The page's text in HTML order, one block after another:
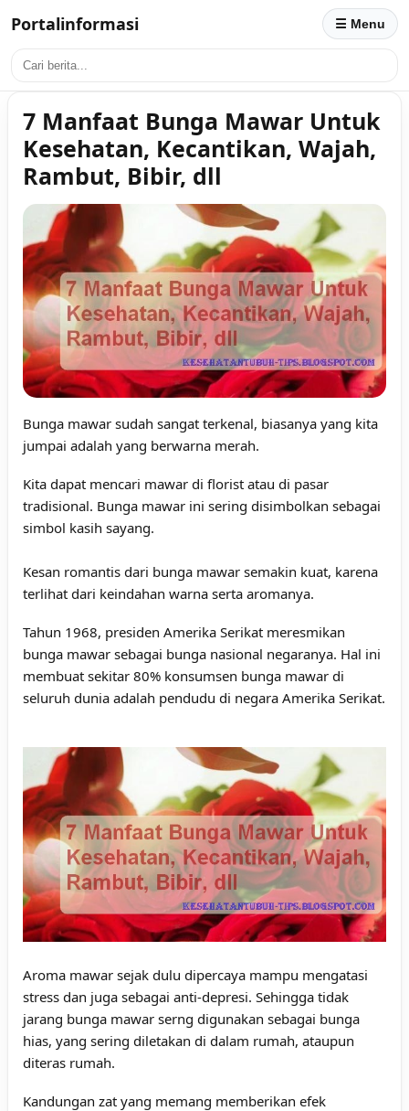
Portalinformasi ☰ Menu
7 Manfaat Bunga Mawar Untuk
Kesehatan, Kecantikan, Wajah,
Rambut, Bibir, dll
Bunga mawar sudah sangat terkenal, biasanya yang kita
jumpai adalah yang berwarna merah.
Kita dapat mencari mawar di florist atau di pasar
tradisional. Bunga mawar ini sering disimbolkan sebagai
simbol kasih sayang.
Kesan romantis dari bunga mawar semakin kuat, karena
terlihat dari keindahan warna serta aromanya.
Tahun 1968, presiden Amerika Serikat meresmikan
bunga mawar sebagai bunga nasional negaranya. Hal ini
membuat sekitar 80% konsumsen bunga mawar di
seluruh dunia adalah pendudu di negara Amerika Serikat.
Aroma mawar sejak dulu dipercaya mampu mengatasi
stress dan juga sebagai anti-depresi. Sehingga tidak
jarang bunga mawar serng digunakan sebagai bunga
hias, yang sering diletakan di dalam rumah, ataupun
diteras rumah.
Kandungan zat yang memang memberikan efek